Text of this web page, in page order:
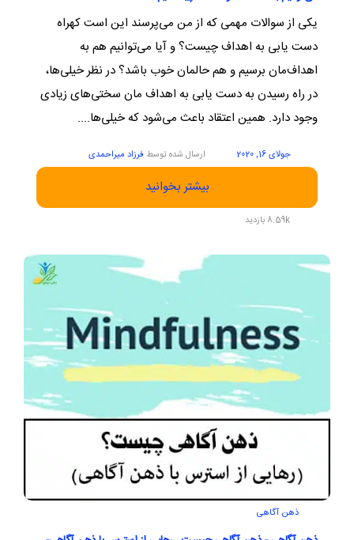
یکی از سوالات مهمی که از من می‌پرسند این است کهراه
دست یابی به اهداف چیست؟ و آیا می‌توانیم هم به
اهداف‌مان برسیم و هم حالمان خوب باشد؟ در نظر خیلی‌ها،
در راه رسیدن به دست یابی به اهداف مان سختی‌های زیادی
وجود دارد. همین اعتقاد باعث می‌شود که خیلی‌ها....
جولای 16, 2020 ارسال شده توسط فرزاد میراحمدی
بیشتر بخوانید
ذهن آگاهی